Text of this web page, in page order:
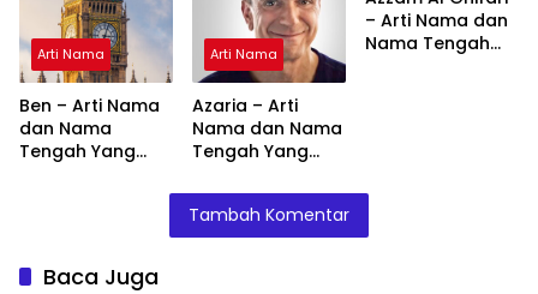
Arti Nama
Ben – Arti Nama
dan Nama
Tengah Yang
Arti Nama
Azaria – Arti
Nama dan Nama
Tengah Yang
– Arti Nama dan
Nama Tengah
Tambah Komentar
Baca Juga